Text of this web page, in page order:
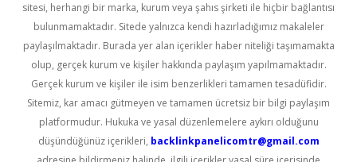
sitesi, herhangi bir marka, kurum veya şahıs şirketi ile hiçbir bağlantısı
bulunmamaktadır. Sitede yalnızca kendi hazırladığımız makaleler
paylaşılmaktadır. Burada yer alan içerikler haber niteliği taşımamakta
olup, gerçek kurum ve kişiler hakkında paylaşım yapılmamaktadır.
Gerçek kurum ve kişiler ile isim benzerlikleri tamamen tesadüfidir.
Sitemiz, kar amacı gütmeyen ve tamamen ücretsiz bir bilgi paylaşım
platformudur. Hukuka ve yasal düzenlemelere aykırı olduğunu
düşündüğünüz içerikleri, backlinkpanelicomtr@gmail.com